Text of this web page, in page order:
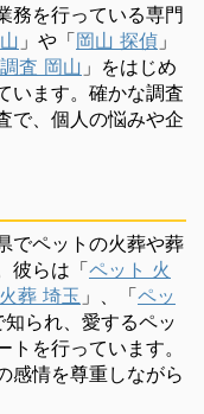
務を行っている専門
」や「岡山 探偵 」
査 岡山 」をはじめ
います。確かな調査
で、個人の悩みや企
でペットの火葬や葬
彼らは「ペット 火
葬 埼玉 」、「ペッ
られ、愛するペッ
を行っています。
感情を尊重しながら